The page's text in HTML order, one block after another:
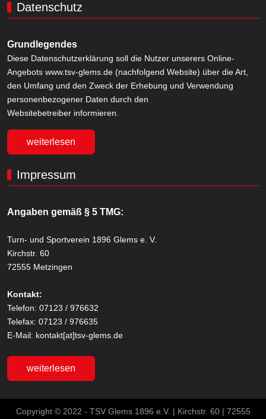
Datenschutz
Grundlegendes
Diese Datenschutzerklärung soll die Nutzer unserers Online-
Angebots www.tsv-glems.de (nachfolgend Website) über die Art,
den Umfang und den Zweck der Erhebung und Verwendung
personenbezogener Daten durch den
Websitebetreiber informieren.
weiterlesen
Impressum
Angaben gemäß § 5 TMG:
Turn- und Sportverein 1896 Glems e. V.
Kirchstr. 60
72555 Metzingen
Kontakt:
Telefon: 07123 / 976632
Telefax: 07123 / 976635
E-Mail: kontakt[at]tsv-glems.de
weiterlesen
Copyright © 2022 - TSV Glems 1896 e.V. | Kirchstr. 60 | 72555